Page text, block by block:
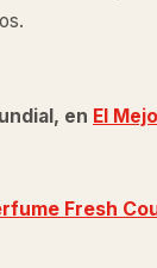
en El
Fresh